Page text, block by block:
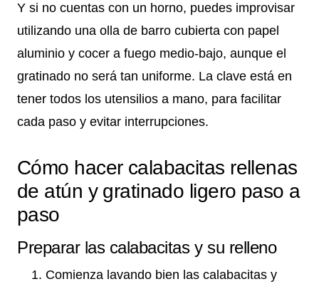
Y si no cuentas con un horno, puedes improvisar
utilizando una olla de barro cubierta con papel
aluminio y cocer a fuego medio-bajo, aunque el
gratinado no será tan uniforme. La clave está en
tener todos los utensilios a mano, para facilitar
cada paso y evitar interrupciones.
Cómo hacer calabacitas rellenas
de atún y gratinado ligero paso a
paso
Preparar las calabacitas y su relleno
Comienza lavando bien las calabacitas y